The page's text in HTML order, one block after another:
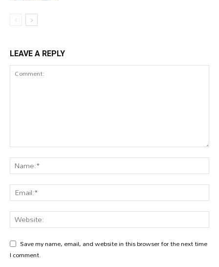
LEAVE A REPLY
Save my name, email, and website in this browser for the next time
I comment.